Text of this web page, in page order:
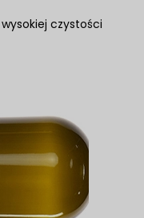
czystości